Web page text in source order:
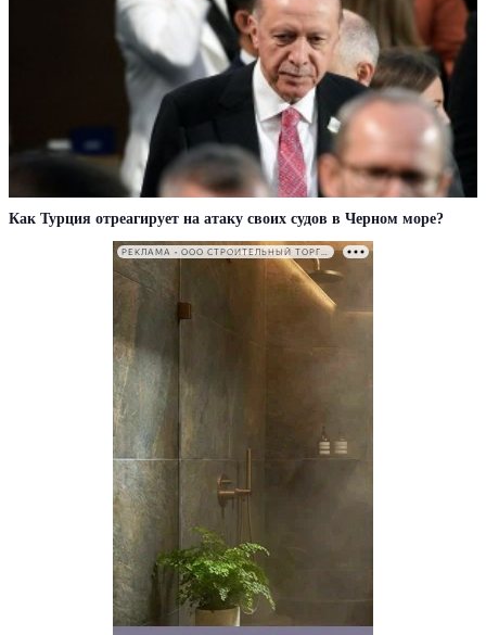
Как Турция отреагирует на атаку своих судов в Черном море?
РЕКЛАМА • ООО СТРОИТЕЛЬНЫЙ ТОРГОВЫЙ ДОМ «ПЕТРОВИЧ». ИНН: 7802348846